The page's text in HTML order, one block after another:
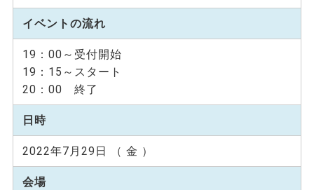
イベントの流れ
19：00～受付開始
19：15～スタート
20：00 終了
日時
2022年7月29日 （ 金 ）
会場